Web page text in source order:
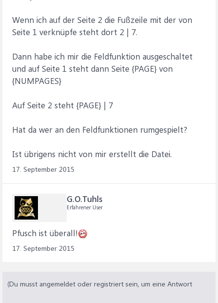
Wenn ich auf der Seite 2 die Fußzeile mit der von
Seite 1 verknüpfe steht dort 2 | 7.
Dann habe ich mir die Feldfunktion ausgeschaltet
und auf Seite 1 steht dann Seite {PAGE} von
{NUMPAGES}
Auf Seite 2 steht {PAGE} | 7
Hat da wer an den Feldfunktionen rumgespielt?
Ist übrigens nicht von mir erstellt die Datei.
17. September 2015
G.O.Tuhls
Erfahrener User
Pfusch ist überall!
17. September 2015
(Du musst angemeldet oder registriert sein, um eine Antwort